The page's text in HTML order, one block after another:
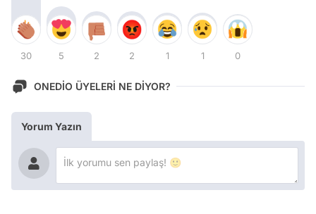
30 5 2 2 1 1 0
ONEDİO ÜYELERİ NE DİYOR?
Yorum Yazın